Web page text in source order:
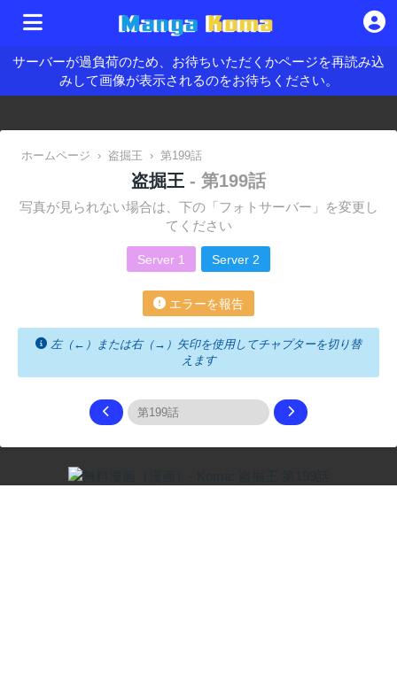
サーバーが過負荷のため、お待ちいただくかページを再読み込
みして画像が表示されるのをお待ちください。
ホームページ › 盗掘王 › 第199話
盗掘王 - 第199話
写真が見られない場合は、下の「フォトサーバー」を変更し
てください
Server 1 Server 2
エラーを報告
左（←）または右（→）矢印を使用してチャプターを切り替
えます